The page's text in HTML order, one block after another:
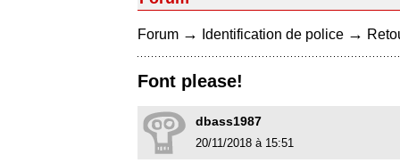
Forum → Identification de police →
Font please!
dbass1987
20/11/2018 à 15:51